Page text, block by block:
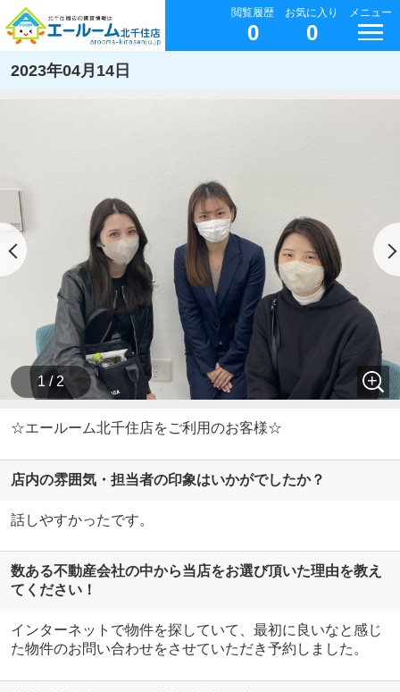
閲覧履歴
0
お気に入り
0
メニュー
2023年04月14日
1 / 2
☆エールーム北千住店をご利用のお客様☆
店内の雰囲気・担当者の印象はいかがでしたか？
話しやすかったです。
数ある不動産会社の中から当店をお選び頂いた理由を教え
てください！
インターネットで物件を探していて、最初に良いなと感じ
た物件のお問い合わせをさせていただき予約しました。